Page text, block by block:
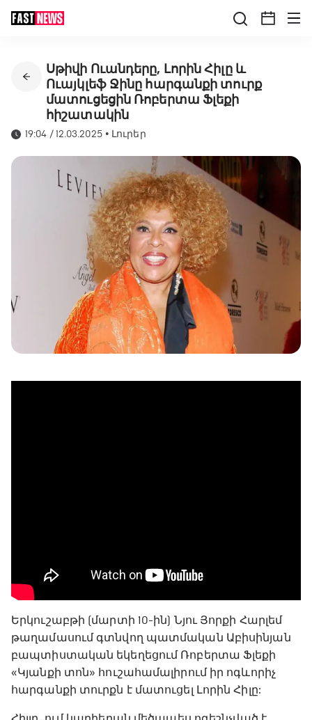
Սթիվի Ուանդերը, Լորին Հիլը և
Ուայկլեֆ Ջինը հարգանքի տուրք
մատուցեցին Ռոբերտա Ֆլեքի
հիշատակին
19:04 / 12.03.2025 • Լուրեր
Երկուշաբթի (մարտի 10-ին) Նյու Յորքի Հարլեմ
թաղամասում գտնվող պատմական Աբիսինյան
բապտիստական ​​եկեղեցում Ռոբերտա Ֆլեքի
«Կյանքի տոն» հուշահամալիրում իր ոգևորիչ
հարգանքի տուրքն է մատուցել Լորին Հիլը: